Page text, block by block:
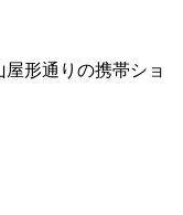
形通りの携帯ショ